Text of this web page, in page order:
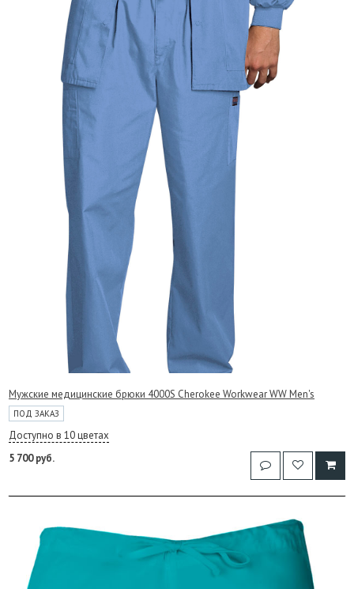
Мужские медицинские брюки 4000S Cherokee Workwear WW Men's
ПОД ЗАКАЗ
Доступно в 10 цветах
5 700 руб.